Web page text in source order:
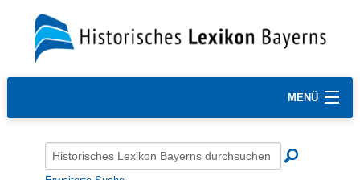
MENÜ